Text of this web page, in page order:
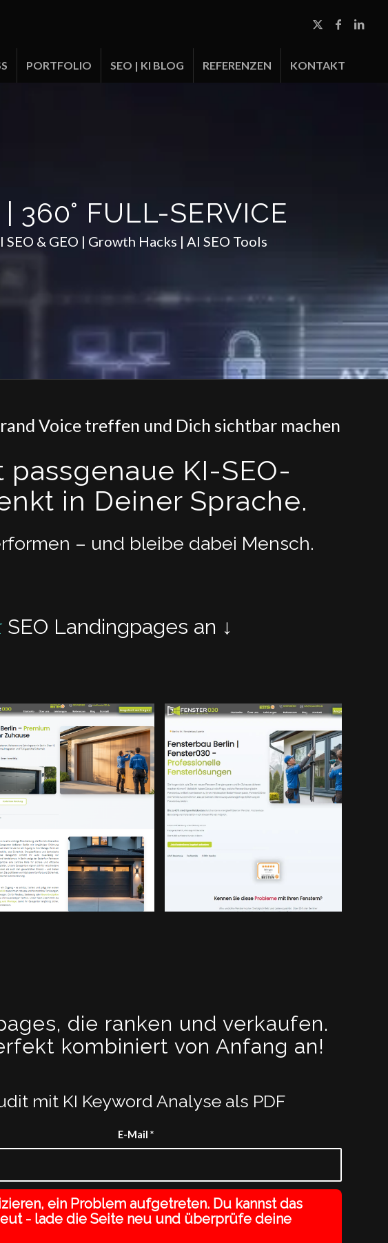
PORTFOLIO SEO | KI BLOG REFERENZEN KONTAKT
360° FULL-SERVICE
& GEO | Growth Hacks | AI SEO Tools
Voice treffen und Dich sichtbar machen
KI-SEO-
in Deiner Sprache.
– und bleibe dabei Mensch.
SEO Landingpages an ↓
die ranken und verkaufen.
kombiniert von Anfang an!
mit KI Keyword Analyse als PDF
E-Mail *
ein Problem aufgetreten. Du kannst das
- lade die Seite neu und überprüfe deine